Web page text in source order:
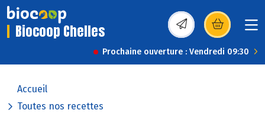
Biocoop Chelles (s’ouvre dans une
Prochaine ouverture : Vendredi 09:30
Accueil
Toutes nos recettes